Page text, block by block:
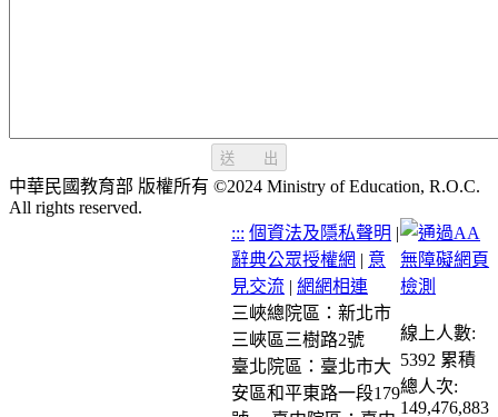
送 出
中華民國教育部 版權所有 ©2024 Ministry of Education, R.O.C.
All rights reserved.
::: 個資法及隱私聲明 |
辭典公眾授權網 | 意
見交流 | 網網相連
三峽總院區：新北市
三峽區三樹路2號
臺北院區：臺北市大
安區和平東路一段179
線上人數:
5392 累積
總人次:
149,476,883